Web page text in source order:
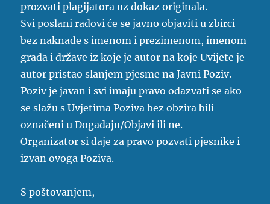
prozvati plagijatora uz dokaz originala.
Svi poslani radovi će se javno objaviti u zbirci
bez naknade s imenom i prezimenom, imenom
grada i države iz koje je autor na koje Uvijete je
autor pristao slanjem pjesme na Javni Poziv.
Poziv je javan i svi imaju pravo odazvati se ako
se slažu s Uvjetima Poziva bez obzira bili
označeni u Događaju/Objavi ili ne.
Organizator si daje za pravo pozvati pjesnike i
izvan ovoga Poziva.
S poštovanjem,